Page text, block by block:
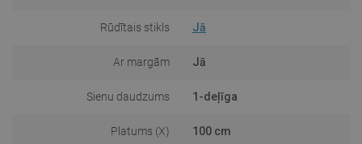
Rūdītais stikls Jā
Ar margām Jā
Sienu daudzums 1-deļīga
Platums (X) 100 cm